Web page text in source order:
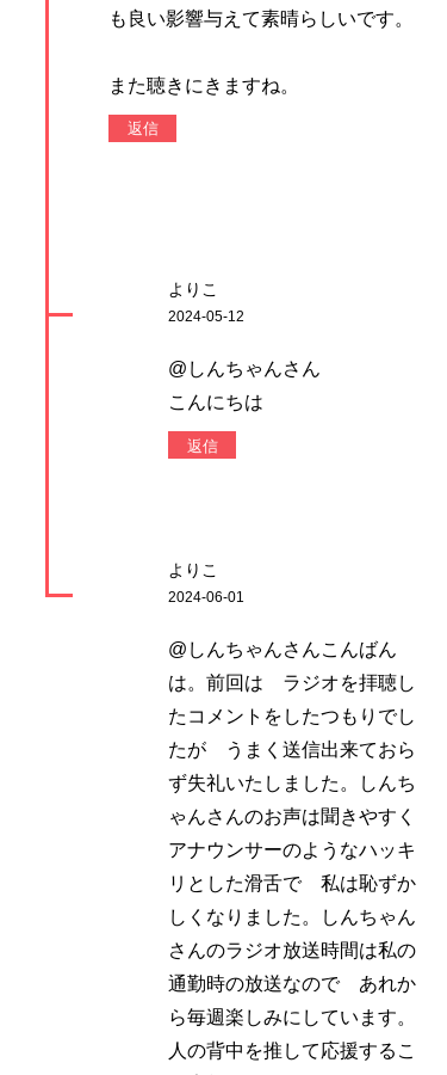
も良い影響与えて素晴らしいです。
また聴きにきますね。
返信
よりこ
2024-05-12
@しんちゃんさん
こんにちは
返信
よりこ
2024-06-01
@しんちゃんさんこんばん
は。前回は ラジオを拝聴し
たコメントをしたつもりでし
たが うまく送信出来ておら
ず失礼いたしました。しんち
ゃんさんのお声は聞きやすく
アナウンサーのようなハッキ
リとした滑舌で 私は恥ずか
しくなりました。しんちゃん
さんのラジオ放送時間は私の
通勤時の放送なので あれか
ら毎週楽しみにしています。
人の背中を推して応援するこ